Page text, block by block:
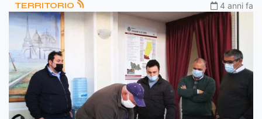
TERRITORIO 4 anni fa